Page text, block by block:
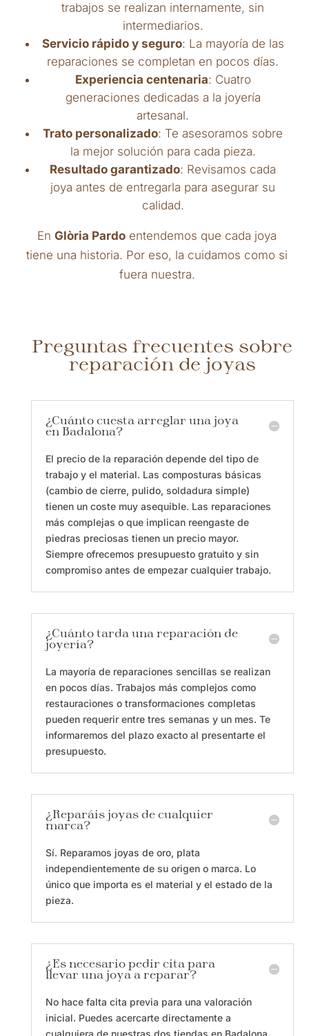
trabajos se realizan internamente, sin
intermediarios.
Servicio rápido y seguro: La mayoría de las
reparaciones se completan en pocos días.
Experiencia centenaria: Cuatro
generaciones dedicadas a la joyería
artesanal.
Trato personalizado: Te asesoramos sobre
la mejor solución para cada pieza.
Resultado garantizado: Revisamos cada
joya antes de entregarla para asegurar su
calidad.
EnGlòria Pardo entendemos que cada joya
tiene una historia. Por eso, la cuidamos como si
fuera nuestra.
Preguntas frecuentes sobre
reparación de joyas
¿Cuánto cuesta arreglar una joya
en Badalona?
El precio de la reparación depende del tipo de
trabajo y el material. Las composturas básicas
(cambio de cierre, pulido, soldadura simple)
tienen un coste muy asequible. Las reparaciones
más complejas o que implican reengaste de
piedras preciosas tienen un precio mayor.
Siempre ofrecemos presupuesto gratuito y sin
compromiso antes de empezar cualquier trabajo.
¿Cuánto tarda una reparación de
joyería?
La mayoría de reparaciones sencillas se realizan
en pocos días. Trabajos más complejos como
restauraciones o transformaciones completas
pueden requerir entre tres semanas y un mes. Te
informaremos del plazo exacto al presentarte el
presupuesto.
¿Reparáis joyas de cualquier
marca?
Sí. Reparamos joyas de oro, plata
independientemente de su origen o marca. Lo
único que importa es el material y el estado de la
pieza.
¿Es necesario pedir cita para
llevar una joya a reparar?
No hace falta cita previa para una valoración
inicial. Puedes acercarte directamente a